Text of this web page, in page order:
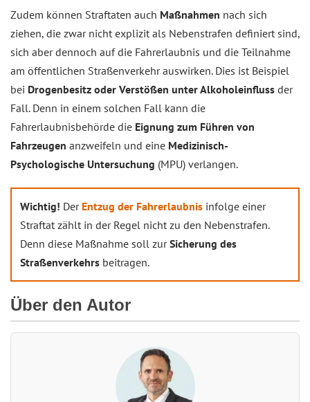
Zudem können Straftaten auch Maßnahmen nach sich
ziehen, die zwar nicht explizit als Nebenstrafen definiert sind,
sich aber dennoch auf die Fahrerlaubnis und die Teilnahme
am öffentlichen Straßenverkehr auswirken. Dies ist Beispiel
bei Drogenbesitz oder Verstößen unter Alkoholeinfluss der
Fall. Denn in einem solchen Fall kann die
Fahrerlaubnisbehörde die Eignung zum Führen von
Fahrzeugen anzweifeln und eine Medizinisch-
Psychologische Untersuchung (MPU) verlangen.
Wichtig! Der Entzug der Fahrerlaubnis infolge einer
Straftat zählt in der Regel nicht zu den Nebenstrafen.
Denn diese Maßnahme soll zurSicherung des
Straßenverkehrs beitragen.
Über den Autor